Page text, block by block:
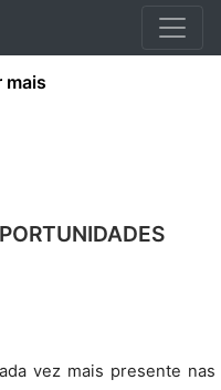
mais
vez mais presente nas